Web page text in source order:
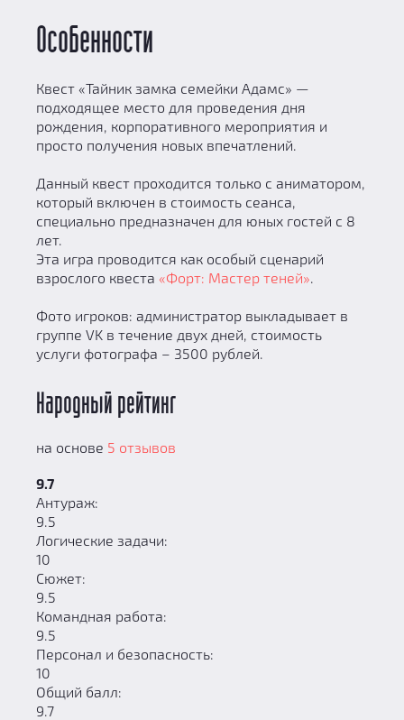
Особенности
Квест «Тайник замка семейки Адамс» —
подходящее место для проведения дня
рождения, корпоративного мероприятия и
просто получения новых впечатлений.
Данный квест проходится только с аниматором,
который включен в стоимость сеанса,
специально предназначен для юных гостей с 8
лет.
Эта игра проводится как особый сценарий
взрослого квеста «Форт: Мастер теней».
Фото игроков: администратор выкладывает в
группе VK в течение двух дней, стоимость
услуги фотографа – 3500 рублей.
Народный рейтинг
на основе 5 отзывов
9.7
Антураж:
9.5
Логические задачи:
10
Сюжет:
9.5
Командная работа:
9.5
Персонал и безопасность:
10
Общий балл:
9.7